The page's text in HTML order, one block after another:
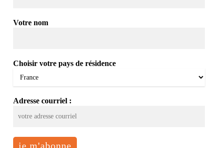
Votre nom
Choisir votre pays de résidence
Adresse courriel :